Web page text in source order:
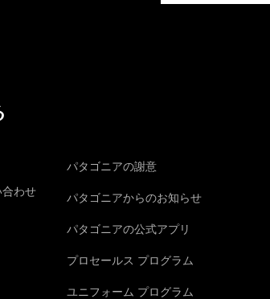
わせ
パタゴニアの謝意
パタゴニアからのお知らせ
パタゴニアの公式アプリ
プロセールス プログラム
ユニフォーム プログラム